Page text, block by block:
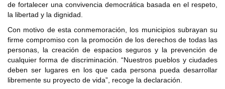
de fortalecer una convivencia democrática basada en el respeto,
la libertad y la dignidad.
Con motivo de esta conmemoración, los municipios subrayan su
firme compromiso con la promoción de los derechos de todas las
personas, la creación de espacios seguros y la prevención de
cualquier forma de discriminación. “Nuestros pueblos y ciudades
deben ser lugares en los que cada persona pueda desarrollar
libremente su proyecto de vida”, recoge la declaración.